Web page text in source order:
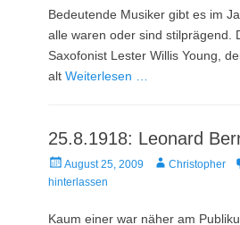
Bedeutende Musiker gibt es im
alle waren oder sind stilprägend.
Saxofonist Lester Willis Young,
alt Weiterlesen …
25.8.1918: Leonard
Veröffentlicht
am
August 25, 2009 AutorChristopher
hinterlassen
Kaum einer war näher am